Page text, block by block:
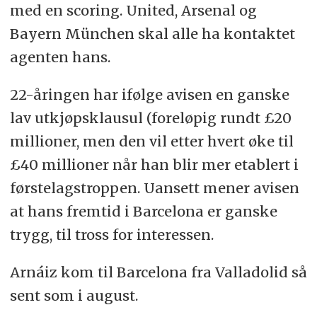
med en scoring. United, Arsenal og
Bayern München skal alle ha kontaktet
agenten hans.
22-åringen har ifølge avisen en ganske
lav utkjøpsklausul (foreløpig rundt £20
millioner, men den vil etter hvert øke til
£40 millioner når han blir mer etablert i
førstelagstroppen. Uansett mener avisen
at hans fremtid i Barcelona er ganske
trygg, til tross for interessen.
Arnáiz kom til Barcelona fra Valladolid så
sent som i august.